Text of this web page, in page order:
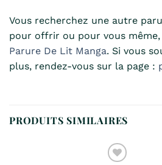
Vous recherchez une autre
pour offrir ou pour vous
Parure De Lit Manga. Si vous
plus, rendez-vous sur la page :
PRODUITS SIMILAIRES